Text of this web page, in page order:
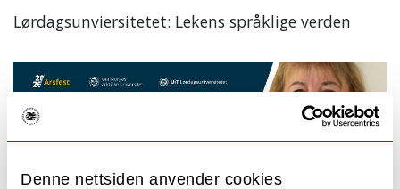
Denne nettsiden anvender cookies
Lørdagsunviersitetet: Lekens språklige verden